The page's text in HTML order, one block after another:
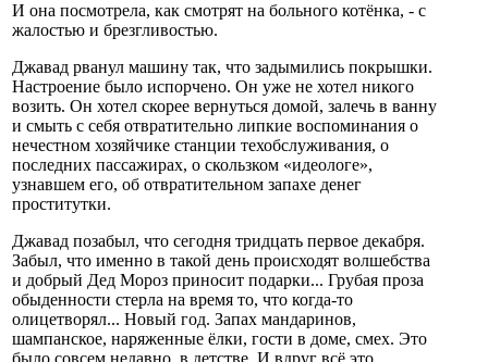
И она посмотрела, как смотрят на больного котёнка, - с
жалостью и брезгливостью.
Джавад рванул машину так, что задымились покрышки.
Настроение было испорчено. Он уже не хотел никого
возить. Он хотел скорее вернуться домой, залечь в ванну
и смыть с себя отвратительно липкие воспоминания о
нечестном хозяйчике станции техобслуживания, о
последних пассажирах, о скользком «идеологе»,
узнавшем его, об отвратительном запахе денег
проститутки.
Джавад позабыл, что сегодня тридцать первое декабря.
Забыл, что именно в такой день происходят волшебства
и добрый Дед Мороз приносит подарки... Грубая проза
обыденности стерла на время то, что когда-то
олицетворял... Новый год. Запах мандаринов,
шампанское, наряженные ёлки, гости в доме, смех. Это